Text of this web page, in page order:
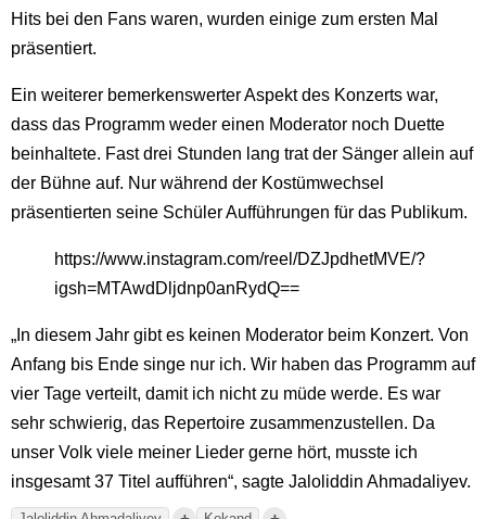
Hits bei den Fans waren, wurden einige zum ersten Mal
präsentiert.
Ein weiterer bemerkenswerter Aspekt des Konzerts war,
dass das Programm weder einen Moderator noch Duette
beinhaltete. Fast drei Stunden lang trat der Sänger allein auf
der Bühne auf. Nur während der Kostümwechsel
präsentierten seine Schüler Aufführungen für das Publikum.
https://www.instagram.com/reel/DZJpdhetMVE/?
igsh=MTAwdDljdnp0anRydQ==
„In diesem Jahr gibt es keinen Moderator beim Konzert. Von
Anfang bis Ende singe nur ich. Wir haben das Programm auf
vier Tage verteilt, damit ich nicht zu müde werde. Es war
sehr schwierig, das Repertoire zusammenzustellen. Da
unser Volk viele meiner Lieder gerne hört, musste ich
insgesamt 37 Titel aufführen“, sagte Jaloliddin Ahmadaliyev.